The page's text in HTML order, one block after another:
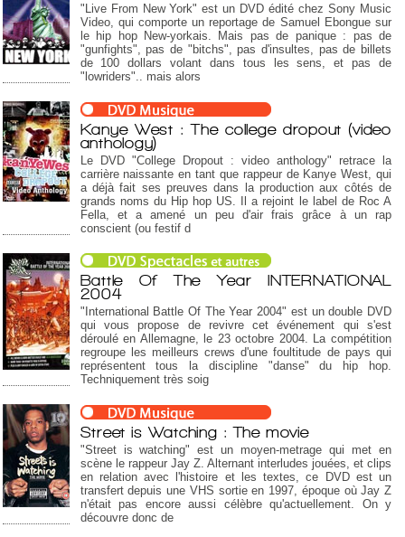
"Live From New York" est un DVD édité chez Sony Music
Video, qui comporte un reportage de Samuel Ebongue sur
le hip hop New-yorkais. Mais pas de panique : pas de
"gunfights", pas de "bitchs", pas d'insultes, pas de billets
de 100 dollars volant dans tous les sens, et pas de
"lowriders".. mais alors
Kanye West : The college dropout (video
anthology)
Le DVD "College Dropout : video anthology" retrace la
carrière naissante en tant que rappeur de Kanye West, qui
a déjà fait ses preuves dans la production aux côtés de
grands noms du Hip hop US. Il a rejoint le label de Roc A
Fella, et a amené un peu d'air frais grâce à un rap
conscient (ou festif d
Battle Of The Year INTERNATIONAL
2004
"International Battle Of The Year 2004" est un double DVD
qui vous propose de revivre cet événement qui s'est
déroulé en Allemagne, le 23 octobre 2004. La compétition
regroupe les meilleurs crews d'une foultitude de pays qui
représentent tous la discipline "danse" du hip hop.
Techniquement très soig
Street is Watching : The movie
"Street is watching" est un moyen-metrage qui met en
scène le rappeur Jay Z. Alternant interludes jouées, et clips
en relation avec l'histoire et les textes, ce DVD est un
transfert depuis une VHS sortie en 1997, époque où Jay Z
n'était pas encore aussi célèbre qu'actuellement. On y
découvre donc de